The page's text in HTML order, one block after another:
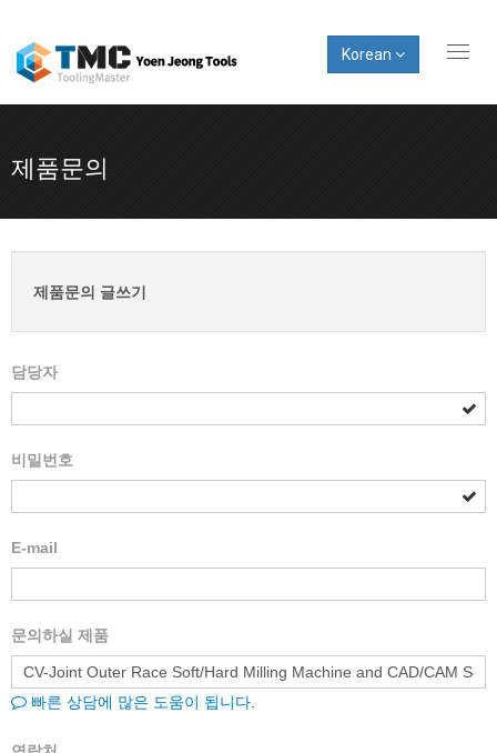
Korean
제품문의
제품문의 글쓰기
담당자
비밀번호
E-mail
문의하실 제품
빠른 상담에 많은 도움이 됩니다.